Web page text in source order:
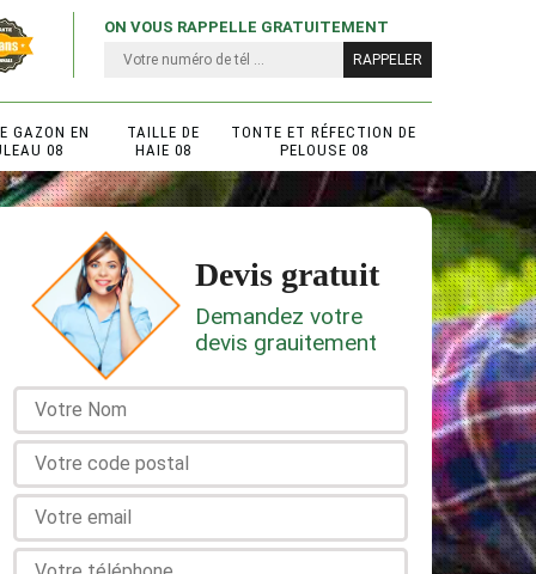
ON VOUS RAPPELLE GRATUITEMENT
GAZON EN
08
TAILLE DE
HAIE 08
TONTE ET RÉFECTION DE
PELOUSE 08
Devis gratuit
Demandez votre
devis grauitement